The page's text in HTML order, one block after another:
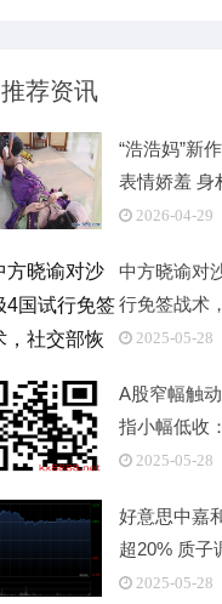
推荐资讯
“浩浩妈”新
表情娇羞 身
2026-04-29
中方晓谕对
行免签战术
复2025-05-28
A股窄幅触
指小幅低收
强，两市成
2025-05-28
好意思中嘉
超20% 质子
度谎言语模
2025-05-28